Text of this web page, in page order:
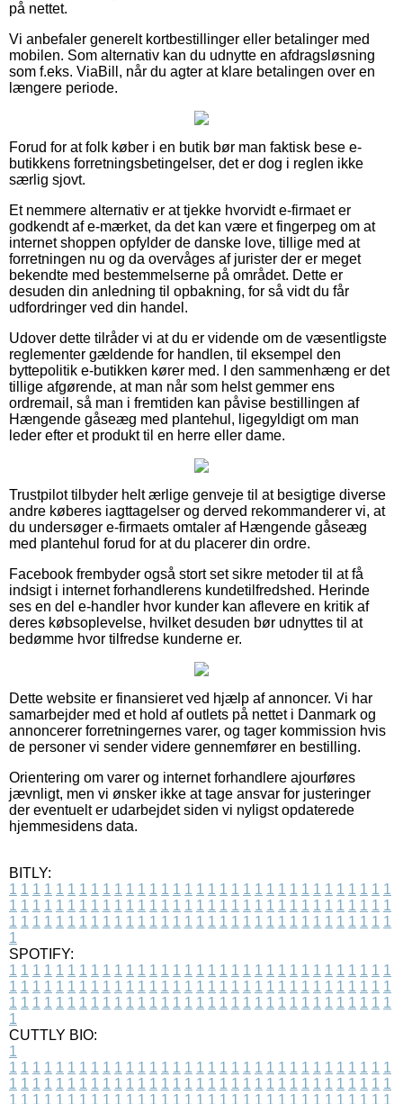
på nettet.
Vi anbefaler generelt kortbestillinger eller betalinger med
mobilen. Som alternativ kan du udnytte en afdragsløsning
som f.eks. ViaBill, når du agter at klare betalingen over en
længere periode.
Forud for at folk køber i en butik bør man faktisk bese e-
butikkens forretningsbetingelser, det er dog i reglen ikke
særlig sjovt.
Et nemmere alternativ er at tjekke hvorvidt e-firmaet er
godkendt af e-mærket, da det kan være et fingerpeg om at
internet shoppen opfylder de danske love, tillige med at
forretningen nu og da overvåges af jurister der er meget
bekendte med bestemmelserne på området. Dette er
desuden din anledning til opbakning, for så vidt du får
udfordringer ved din handel.
Udover dette tilråder vi at du er vidende om de væsentligste
reglementer gældende for handlen, til eksempel den
byttepolitik e-butikken kører med. I den sammenhæng er det
tillige afgørende, at man når som helst gemmer ens
ordremail, så man i fremtiden kan påvise bestillingen af
Hængende gåseæg med plantehul, ligegyldigt om man
leder efter et produkt til en herre eller dame.
Trustpilot tilbyder helt ærlige genveje til at besigtige diverse
andre køberes iagttagelser og derved rekommanderer vi, at
du undersøger e-firmaets omtaler af Hængende gåseæg
med plantehul forud for at du placerer din ordre.
Facebook frembyder også stort set sikre metoder til at få
indsigt i internet forhandlerens kundetilfredshed. Herinde
ses en del e-handler hvor kunder kan aflevere en kritik af
deres købsoplevelse, hvilket desuden bør udnyttes til at
bedømme hvor tilfredse kunderne er.
Dette website er finansieret ved hjælp af annoncer. Vi har
samarbejder med et hold af outlets på nettet i Danmark og
annoncerer forretningernes varer, og tager kommission hvis
de personer vi sender videre gennemfører en bestilling.
Orientering om varer og internet forhandlere ajourføres
jævnligt, men vi ønsker ikke at tage ansvar for justeringer
der eventuelt er udarbejdet siden vi nyligst opdaterede
hjemmesidens data.
BITLY:
1 1 1 1 1 1 1 1 1 1 1 1 1 1 1 1 1 1 1 1 1 1 1 1 1 1 1 1 1 1 1 1 1
1 1 1 1 1 1 1 1 1 1 1 1 1 1 1 1 1 1 1 1 1 1 1 1 1 1 1 1 1 1 1 1 1
1 1 1 1 1 1 1 1 1 1 1 1 1 1 1 1 1 1 1 1 1 1 1 1 1 1 1 1 1 1 1 1 1
1
SPOTIFY:
1 1 1 1 1 1 1 1 1 1 1 1 1 1 1 1 1 1 1 1 1 1 1 1 1 1 1 1 1 1 1 1 1
1 1 1 1 1 1 1 1 1 1 1 1 1 1 1 1 1 1 1 1 1 1 1 1 1 1 1 1 1 1 1 1 1
1 1 1 1 1 1 1 1 1 1 1 1 1 1 1 1 1 1 1 1 1 1 1 1 1 1 1 1 1 1 1 1 1
1
CUTTLY BIO:
1
1 1 1 1 1 1 1 1 1 1 1 1 1 1 1 1 1 1 1 1 1 1 1 1 1 1 1 1 1 1 1 1 1
1 1 1 1 1 1 1 1 1 1 1 1 1 1 1 1 1 1 1 1 1 1 1 1 1 1 1 1 1 1 1 1 1
1 1 1 1 1 1 1 1 1 1 1 1 1 1 1 1 1 1 1 1 1 1 1 1 1 1 1 1 1 1 1 1 1